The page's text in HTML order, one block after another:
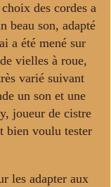
des cordes a
beau son, adapté
a été mené sur
vielles à roue,
varié suivant
un son et une
joueur de cistre
bien voulu tester
les adapter aux